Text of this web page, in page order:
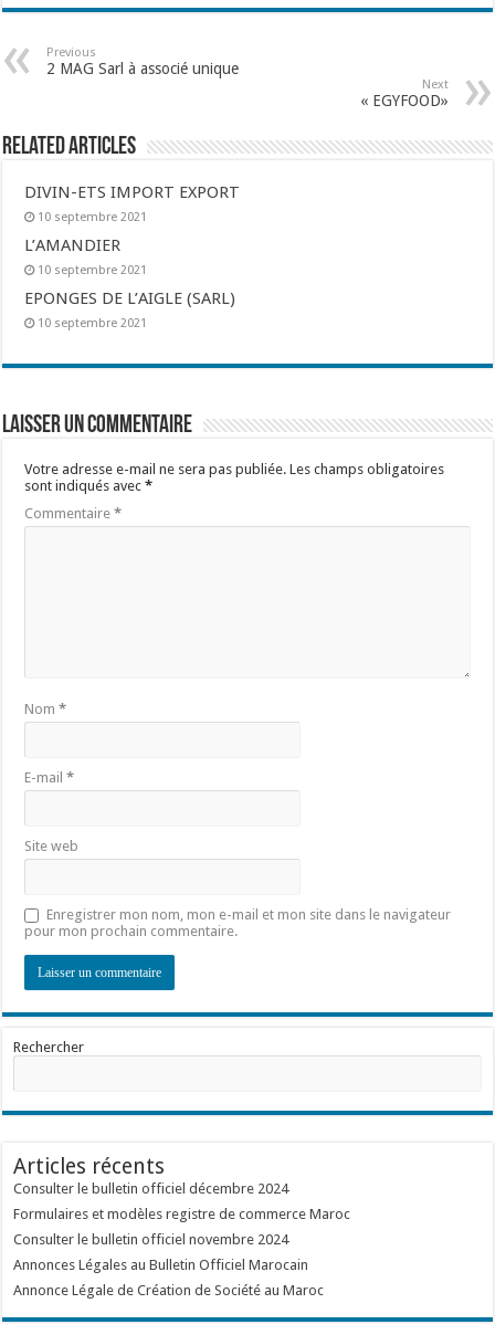
Previous
2 MAG Sarl à associé unique
Next
« EGYFOOD»
Related Articles
DIVIN-ETS IMPORT EXPORT
10 septembre 2021
L’AMANDIER
10 septembre 2021
EPONGES DE L’AIGLE (SARL)
10 septembre 2021
Laisser un commentaire
Votre adresse e-mail ne sera pas publiée. Les champs obligatoires
sont indiqués avec*
Commentaire*
Nom*
E-mail*
Site web
Enregistrer mon nom, mon e-mail et mon site dans le navigateur
pour mon prochain commentaire.
Rechercher
Articles récents
Consulter le bulletin officiel décembre 2024
Formulaires et modèles registre de commerce Maroc
Consulter le bulletin officiel novembre 2024
Annonces Légales au Bulletin Officiel Marocain
Annonce Légale de Création de Société au Maroc